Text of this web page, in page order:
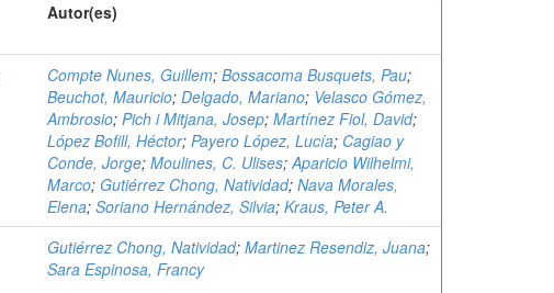
Autor(es)
Compte Nunes, Guillem; Bossacoma Busquets, Pau;
Beuchot, Mauricio; Delgado, Mariano; Velasco Gómez,
Ambrosio; Pich i Mitjana, Josep; Martínez Fiol, David;
López Bofill, Héctor; Payero López, Lucía; Cagiao y
Conde, Jorge; Moulines, C. Ulises;Aparicio Wilhelmi,
Marco; Gutiérrez Chong, Natividad; Nava Morales,
Elena; Soriano Hernández, Silvia; Kraus, Peter A.
Gutiérrez Chong, Natividad; Martinez Resendiz, Juana;
Sara Espinosa, Francy